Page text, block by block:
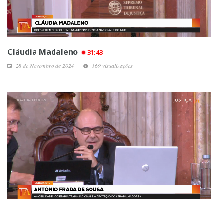
Cláudia Madaleno 31:43
28 de Novembro de 2024 169 visualizações